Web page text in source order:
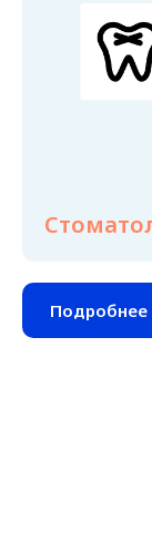
Подробнее